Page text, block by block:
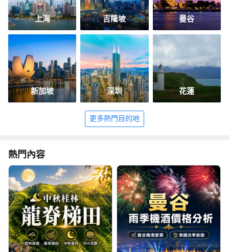
上海 吉隆坡 曼谷
新加坡 深圳 花蓮
更多熱門目的地
熱門內容